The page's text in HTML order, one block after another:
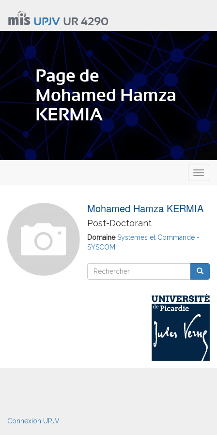
contenu
principal
UPJVUR 4290
Page de
Mohamed Hamza
KERMIA
Mohamed Hamza KERMIA
Post-Doctorant
DomaineSystèmes et Commande -
SYSCOM
Rechercher
Rechercher
User
account
Connexion UPJV